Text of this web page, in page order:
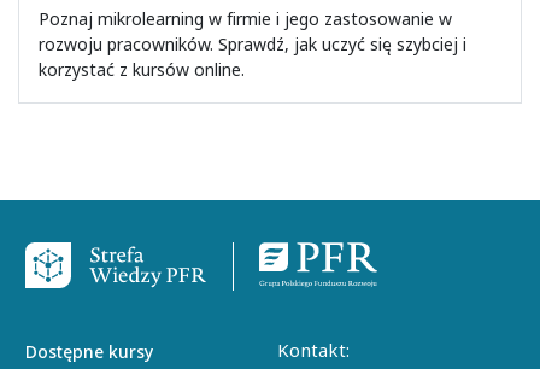
Poznaj mikrolearning w firmie i jego zastosowanie w
rozwoju pracowników. Sprawdź, jak uczyć się szybciej i
korzystać z kursów online.
Stopka
Dostępne kursy Kontakt: